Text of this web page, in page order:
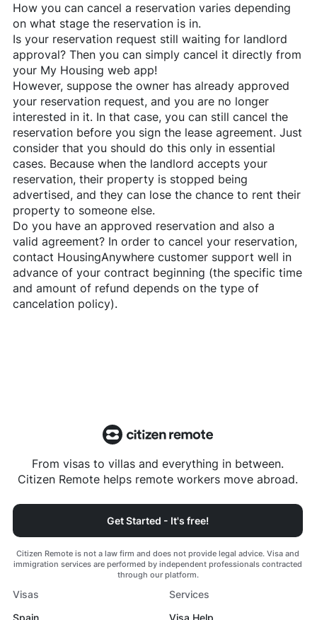
How you can cancel a reservation varies depending
on what stage the reservation is in.
Is your reservation request still waiting for landlord
approval? Then you can simply cancel it directly from
your My Housing web app!
However, suppose the owner has already approved
your reservation request, and you are no longer
interested in it. In that case, you can still cancel the
reservation before you sign the lease agreement. Just
consider that you should do this only in essential
cases. Because when the landlord accepts your
reservation, their property is stopped being
advertised, and they can lose the chance to rent their
property to someone else.
Do you have an approved reservation and also a
valid agreement? In order to cancel your reservation,
contact HousingAnywherecustomer support well in
advance of your contract beginning (the specific time
and amount of refund depends on the type of
cancelation policy).
From visas to villas and everything in between.
Citizen Remote helps remote workers move abroad.
Get Started - It's free!
Citizen Remote is not a law firm and does not provide legal advice. Visa and
immigration services are performed by independent professionals contracted
through our platform.
Visas
Spain
Services
Visa Help